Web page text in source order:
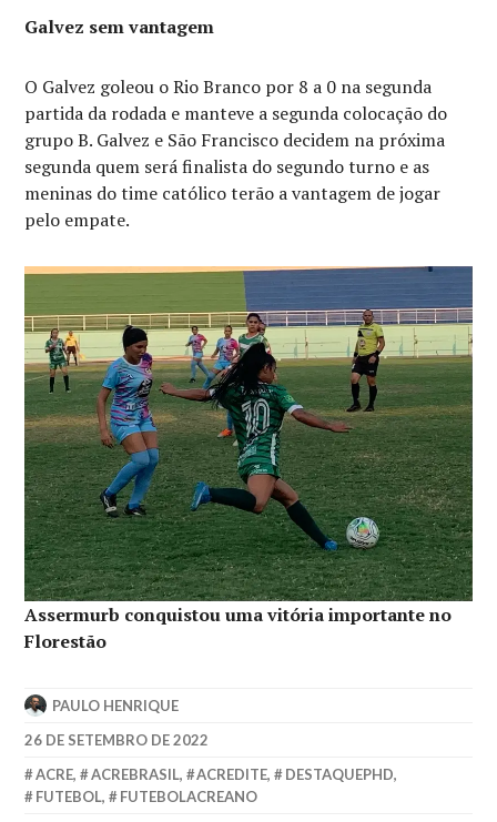
Galvez sem vantagem
O Galvez goleou o Rio Branco por 8 a 0 na segunda
partida da rodada e manteve a segunda colocação do
grupo B. Galvez e São Francisco decidem na próxima
segunda quem será finalista do segundo turno e as
meninas do time católico terão a vantagem de jogar
pelo empate.
Assermurb conquistou uma vitória importante no
Florestão
PAULO HENRIQUE
26 DE SETEMBRO DE 2022
ACRE, ACREBRASIL, ACREDITE, DESTAQUEPHD,
FUTEBOL, FUTEBOLACREANO